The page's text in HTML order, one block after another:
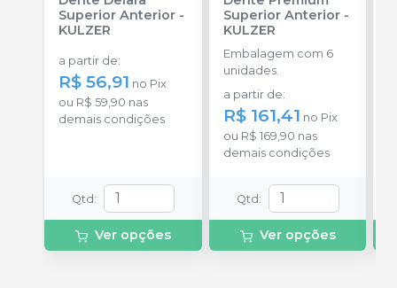
Superior Anterior -
KULZER
a partir de:
R$ 56,91 no Pix
ou R$ 59,90 nas
demais condições
Qtd :
Ver opções
Superior Anterior-
KULZER
Embalagem com 6
unidades.
a partir de:
R$ 161,41 no Pix
ou R$ 169,90 nas
demais condições
Qtd :
Ver opções